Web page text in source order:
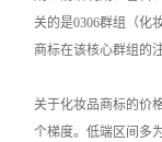
关的是0306群组（化
商标在该核心群组的
关于化妆品商标的价
个梯度。低端区间多